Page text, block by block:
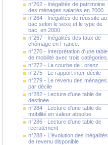
n°262 - Inégalités de patrimoine
des ménages salariés en 2000.
n°264 - Inégalités de réussite au
bac selon le sexe et le type de
bac, en 2000.
n°267 - Inégalités des taux de
chômage en France.
n°270 - Interprétation d'une table
de mobilité avec trois catégories.
n°272 - La courbe de Lorenz
n°275 - Le rapport inter-décile
n°279 - Le revenu des ménages
par décile
n°282 - Lecture d'une table de
destinée
n°284 - Lecture d'une table de
mobilité en valeur absolue
n°286 - Lecture d'une table de
recrutement
n°288 - L'évolution des inégalités
de revenu disponible